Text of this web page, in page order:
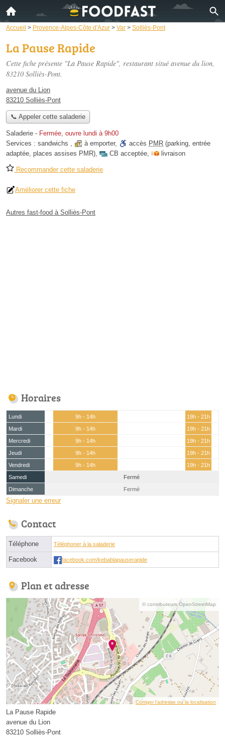
Accueil > Provence-Alpes-Côte d'Azur > Var > Solliès-Pont
La Pause Rapide
Cette fiche présente "La Pause Rapide", restaurant situé avenue du lion,
83210 Solliès-Pont.
avenue du Lion
83210 Solliès-Pont
📞 Appeler cette saladerie
Saladerie - Fermée, ouvre lundi à 9h00
Services : sandwichs , à emporter, accès PMR (parking, entrée
adaptée, places assises PMR), CB acceptée, livraison
Recommander cette saladerie
Améliorer cette fiche
Autres fast-food à Solliès-Pont
Horaires
Lundi 9h - 14h
19h - 21h
Mardi
9h - 14h
19h - 21h
Mercredi
9h - 14h
19h - 21h
Jeudi
9h - 14h
19h - 21h
Vendredi
9h - 14h
19h - 21h
Samedi
Fermé
Dimanche
Fermé
Signaler une erreur
Contact
Téléphone Téléphoner à la saladerie
Facebook facebook.com/kebablapauserapide
Plan et adresse
© contributeurs OpenStreetMap
Corriger l’adresse ou la localisation
La Pause Rapide
avenue du Lion
83210 Solliès-Pont